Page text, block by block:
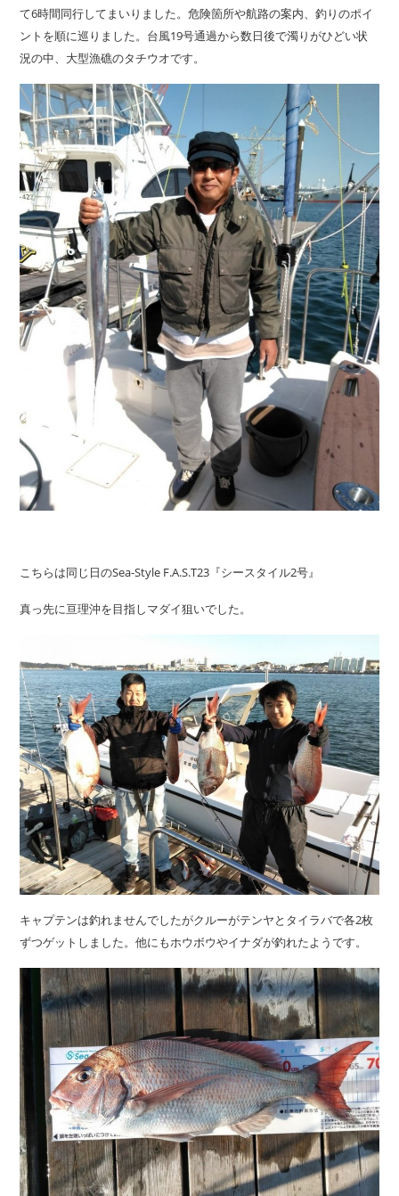
て6時間同行してまいりました。危険箇所や航路の案内、釣りのポイ
ントを順に巡りました。台風19号通過から数日後で濁りがひどい状
況の中、大型漁礁のタチウオです。
こちらは同じ日のSea-Style F.A.S.T23『シースタイル2号』
真っ先に亘理沖を目指しマダイ狙いでした。
キャプテンは釣れませんでしたがクルーがテンヤとタイラバで各2枚
ずつゲットしました。他にもホウボウやイナダが釣れたようです。